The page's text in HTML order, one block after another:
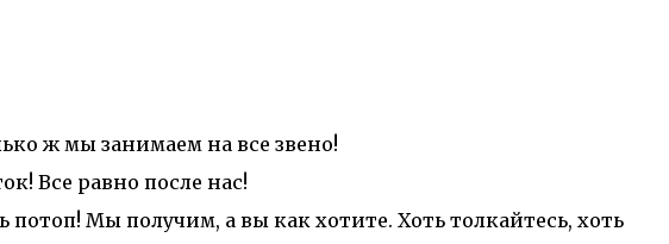
ж мы занимаем на все звено!
Все равно после нас!
потоп! Мы получим, а вы как хотите. Хоть толкайтесь, хоть